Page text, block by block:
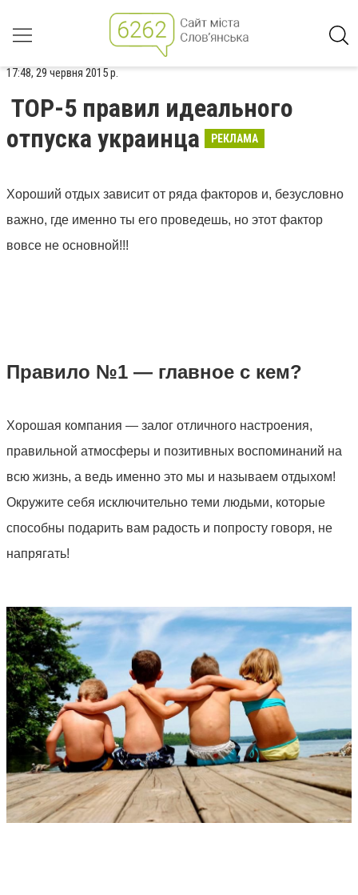
17:48, 29 червня 2015 р.
TOP-5 правил идеального
отпуска украинца
РЕКЛАМА
Хороший отдых зависит от ряда факторов и, безусловно
важно, где именно ты его проведешь, но этот фактор
вовсе не основной!!!
Правило №1 — главное с кем?
Хорошая компания — залог отличного настроения,
правильной атмосферы и позитивных воспоминаний на
всю жизнь, а ведь именно это мы и называем отдыхом!
Окружите себя исключительно теми людьми, которые
способны подарить вам радость и попросту говоря, не
напрягать!